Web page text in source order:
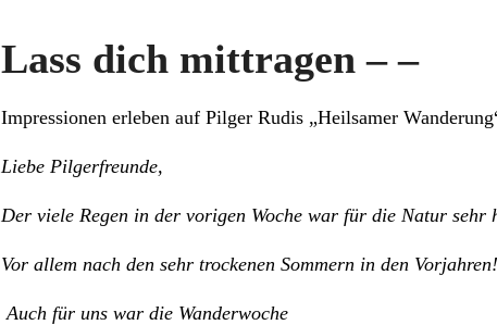
Lass dich mittragen – –
Impressionen erleben auf Pilger Rudis „Heilsamer
Liebe Pilgerfreunde,
Der viele Regen in der vorigen Woche war für die Natur sehr
Vor allem nach den sehr trockenen Sommern in den Vorjahren!
Auch für uns war die Wanderwoche